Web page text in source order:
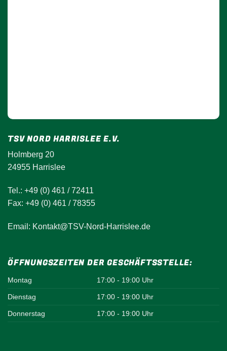
TSV NORD HARRISLEE E.V.
Holmberg 20
24955 Harrislee
Tel.: +49 (0) 461 / 72411
Fax: +49 (0) 461 / 78355
Email: Kontakt@TSV-Nord-Harrislee.de
ÖFFNUNGSZEITEN DER GESCHÄFTSSTELLE:
Montag 17:00 - 19:00 Uhr
Dienstag 17:00 - 19:00 Uhr
Donnerstag 17:00 - 19:00 Uhr